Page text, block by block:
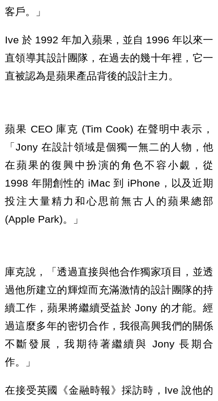
客戶。」
Ive 於 1992 年加入蘋果，並自 1996 年以來一
直領導其設計團隊，在過去的幾十年裡，它一
直被認為是蘋果產品背後的設計主力。
蘋果 CEO 庫克 (Tim Cook) 在聲明中表示，
「Jony 在設計領域是個獨一無二的人物，他
在蘋果的復興中扮演的角色不容小覷，從
1998 年開創性的 iMac 到 iPhone，以及近期
投注大量精力和心思前無古人的蘋果總部
(Apple Park)。」
庫克說，「透過直接與他合作獨家項目，並透
過他所建立的輝煌而充滿激情的設計團隊的持
續工作，蘋果將繼續受益於 Jony 的才能。經
過這麼多年的密切合作，我很高興我們的關係
不斷發展，我期待著繼續與 Jony 長期合
作。」
在接受英國《金融時報》採訪時，Ive 說他的